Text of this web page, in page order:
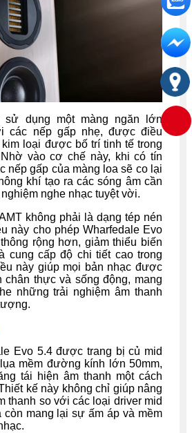
sử dụng một màng ngăn lớn
các nếp gấp nhẹ, được điều
loại được bố trí tinh tế trong
vào cơ chế này, khi có tín
nếp gấp của màng loa sẽ co lại
khí tạo ra các sóng âm cần
nghe nhạc tuyệt vời.
không phải là dạng tép nén
này cho phép Wharfedale Evo
rộng hơn, giảm thiểu biến
cung cấp độ chi tiết cao trong
này giúp mọi bản nhạc được
chân thực và sống động, mang
những trải nghiệm âm thanh
Evo 5.4 được trang bị củ mid
mềm đường kính lớn 50mm,
tái hiện âm thanh một cách
kế này không chỉ giúp nâng
thanh so với các loại driver mid
còn mang lại sự ấm áp và mềm